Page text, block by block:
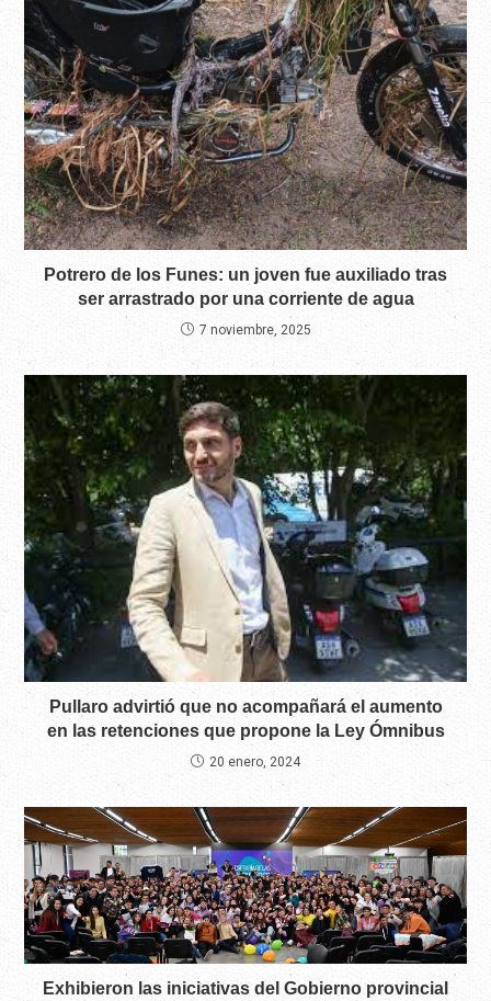
Potrero de los Funes: un joven fue auxiliado tras
ser arrastrado por una corriente de agua
7 noviembre, 2025
Pullaro advirtió que no acompañará el aumento
en las retenciones que propone la Ley Ómnibus
20 enero, 2024
Exhibieron las iniciativas del Gobierno provincial